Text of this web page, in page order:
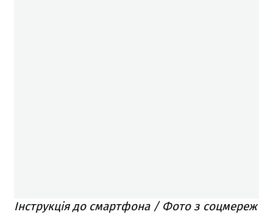
Інструкція до смартфона / Фото з соцмереж